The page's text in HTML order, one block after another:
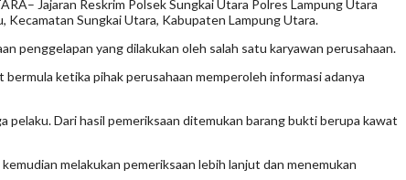
Jajaran Reskrim Polsek Sungkai Utara Polres Lampung Utara
Kecamatan Sungkai Utara, Kabupaten Lampung Utara.
penggelapan yang dilakukan oleh salah satu karyawan perusahaan.
ketika pihak perusahaan memperoleh informasi adanya
pelaku. Dari hasil pemeriksaan ditemukan barang bukti berupa kawat
melakukan pemeriksaan lebih lanjut dan menemukan